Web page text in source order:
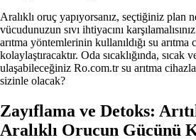
Aralıklı oruç yapıyorsanız, seçtiğiniz plan
vücudunuzun sıvı ihtiyacını
arıtma yöntemlerinin kullanıldığı su arıtma
kolaylaştıracaktır. Oda sıcaklığında, sıcak
ulaşabileceğiniz Ro.com.tr su arıtma
sizinle olacak?
Zayıflama ve Detoks:
Aralıklı Orucun Gücünü